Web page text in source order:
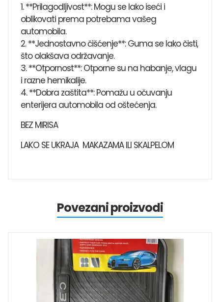
1. **Prilagodljivost**: Mogu se lako iseći i
oblikovati prema potrebama vašeg
automobila.
2. **Jednostavno čišćenje**: Guma se lako čisti,
što olakšava održavanje.
3. **Otpornost**: Otporne su na habanje, vlagu
i razne hemikalije.
4. **Dobra zaštita**: Pomažu u očuvanju
enterijera automobila od oštećenja.
BEZ MIRISA
LAKO SE UKRAJA MAKAZAMA ILI SKALPELOM
Povezani proizvodi